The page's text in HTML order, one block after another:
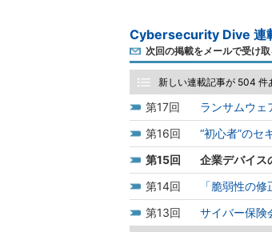
Cybersecurity Dive 連
次回の掲載をメールで受け取
新しい連載記事が 504 件
17
ランサムウ
16
“初心者”の
15
企業デバイ
14
「脆弱性の
13
サイバー保険